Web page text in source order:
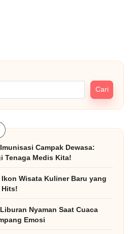
Cari
Campak Dewasa:
Tenaga Medis Kita!
Wisata Kuliner Baru yang
Hits!
Nyaman Saat Cuaca
Emosi